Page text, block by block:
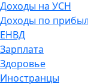
Доходы на УСН
Доходы по
ЕНВД
Зарплата
Здоровье
Иностранцы